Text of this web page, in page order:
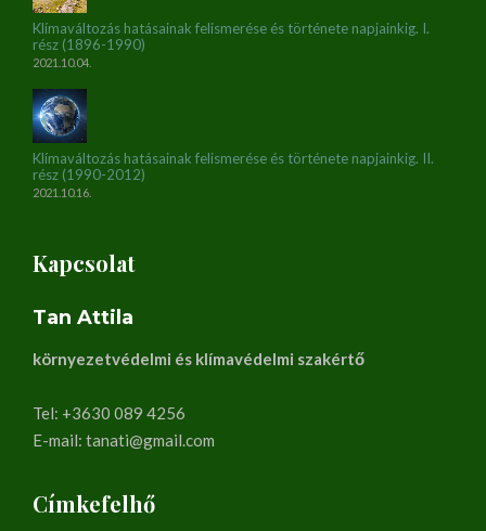
Klímaváltozás hatásainak felismerése és története napjainkig. I.
rész (1896-1990)
2021.10.04.
Klímaváltozás hatásainak felismerése és története napjainkig. II.
rész (1990-2012)
2021.10.16.
Kapcsolat
Tan Attila
környezetvédelmi és klímavédelmi szakértő
Tel: +3630 089 4256
E-mail: tanati@gmail.com
Címkefelhő